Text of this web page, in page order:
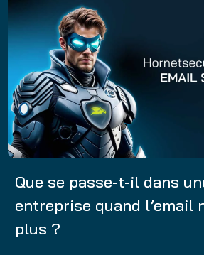
Que se passe-t-il dans
entreprise quand l’email
plus ?